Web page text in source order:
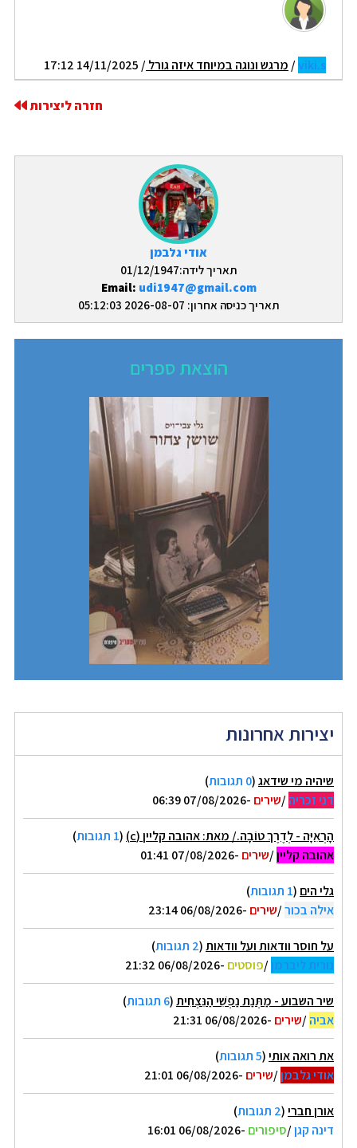
אודי גלבמן
תאריך לידה:01/12/1947
Email: udi1947@gmail.com
תאריך כניסה אחרון: 2026-08-07 05:12:03
הוצאת ספרים
יצירות אחרונות
שיהיה מי שידאג(0 תגובות
)
דני זכריה/שירים -07/08/2026 06:39
הָרְאִיָּה - לְדֶרֶךְ טוֹבָה./ מאת: אהובה קליין (c) (1 תגובות
)
אהובה קליין/שירים -07/08/2026 01:41
גלי הים (1 תגובות
)
אילה בכור/שירים -06/08/2026 23:14
על חוסר וודאות ועל וודאות(2 תגובות
)
נורית ליברמן/פוסטים -06/08/2026 21:32
שיר השבוע - מַתְּנַת נַפְשִׁי הַנִּצְחִית(6 תגובות
)
אביה/שירים -06/08/2026 21:31
את רואה אותי(5 תגובות
)
אודי גלבמן/שירים -06/08/2026 21:01
אורן חברי(2 תגובות
)
דינה קגן/סיפורים -06/08/2026 16:01
viki.s
/ מרגש ונוגה במיוחד איזה גורל/ 14/11/2025 17:12
חזרה ליצירות